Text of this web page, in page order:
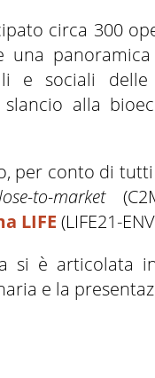
circa 300
e sociali
alla
per conto di
to-market
LIFE (LIFE21-
si è articolata
e la